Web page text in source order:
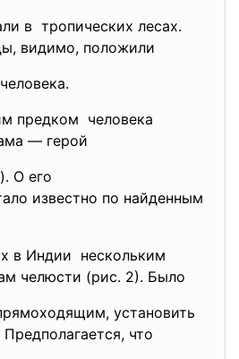
в тропических лесах.
видимо, положили
предком человека
— герой
О его
известно по найденным
в Индии нескольким
челюсти (рис. 2). Было
установить
что